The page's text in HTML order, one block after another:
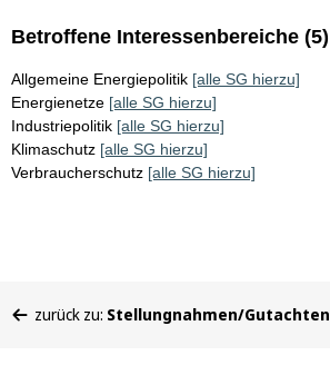
Betroffene Interessenbereiche (5)
Allgemeine Energiepolitik [alle SG hierzu]
Energienetze [alle SG hierzu]
Industriepolitik [alle SG hierzu]
Klimaschutz [alle SG hierzu]
Verbraucherschutz [alle SG hierzu]
befinden
zurück zu: Stellungnahmen/Gutachten